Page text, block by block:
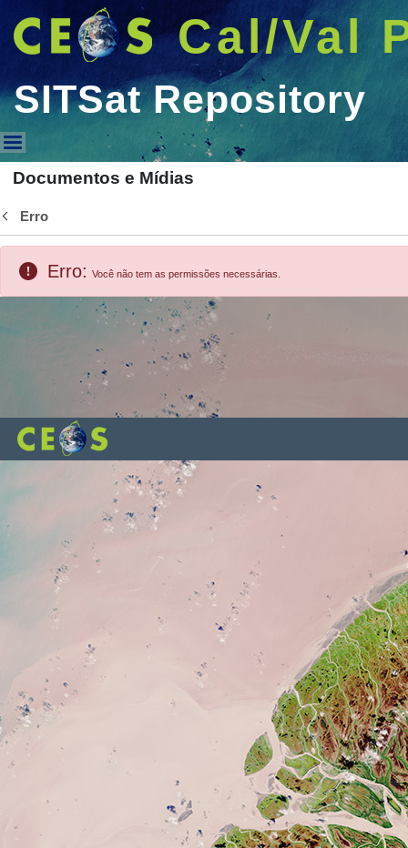
Cal/Val
SITSat Repository
SITSat Repository
Documentos e Mídias
Erro
Erro: Você não tem as permissões necessárias.